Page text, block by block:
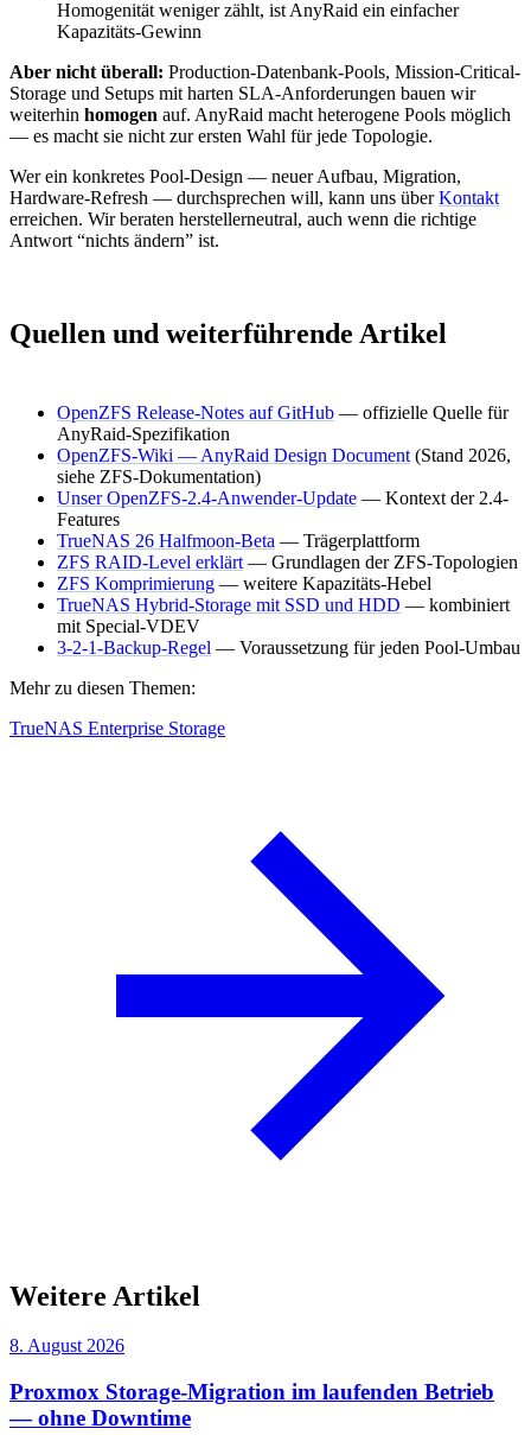
Homogenität weniger zählt, ist AnyRaid ein einfacher
Kapazitäts-Gewinn
Aber nicht überall: Production-Datenbank-Pools, Mission-Critical-
Storage und Setups mit harten SLA-Anforderungen bauen wir
weiterhin homogen auf. AnyRaid macht heterogene Pools möglich
— es macht sie nicht zur ersten Wahl für jede Topologie.
Wer ein konkretes Pool-Design — neuer Aufbau, Migration,
Hardware-Refresh — durchsprechen will, kann uns überKontakt
erreichen. Wir beraten herstellerneutral, auch wenn die richtige
Antwort “nichts ändern” ist.
Quellen und weiterführende Artikel
OpenZFS Release-Notes auf GitHub — offizielle Quelle für
AnyRaid-Spezifikation
OpenZFS-Wiki — AnyRaid Design Document (Stand 2026,
siehe ZFS-Dokumentation)
Unser OpenZFS-2.4-Anwender-Update — Kontext der 2.4-
Features
TrueNAS 26 Halfmoon-Beta — Trägerplattform
ZFS RAID-Level erklärt — Grundlagen der ZFS-Topologien
ZFS Komprimierung — weitere Kapazitäts-Hebel
TrueNAS Hybrid-Storage mit SSD und HDD — kombiniert
mit Special-VDEV
3-2-1-Backup-Regel — Voraussetzung für jeden Pool-Umbau
Mehr zu diesen Themen:
TrueNAS Enterprise Storage
Weitere Artikel
8. August 2026
Proxmox Storage-Migration im laufenden Betrieb
— ohne Downtime